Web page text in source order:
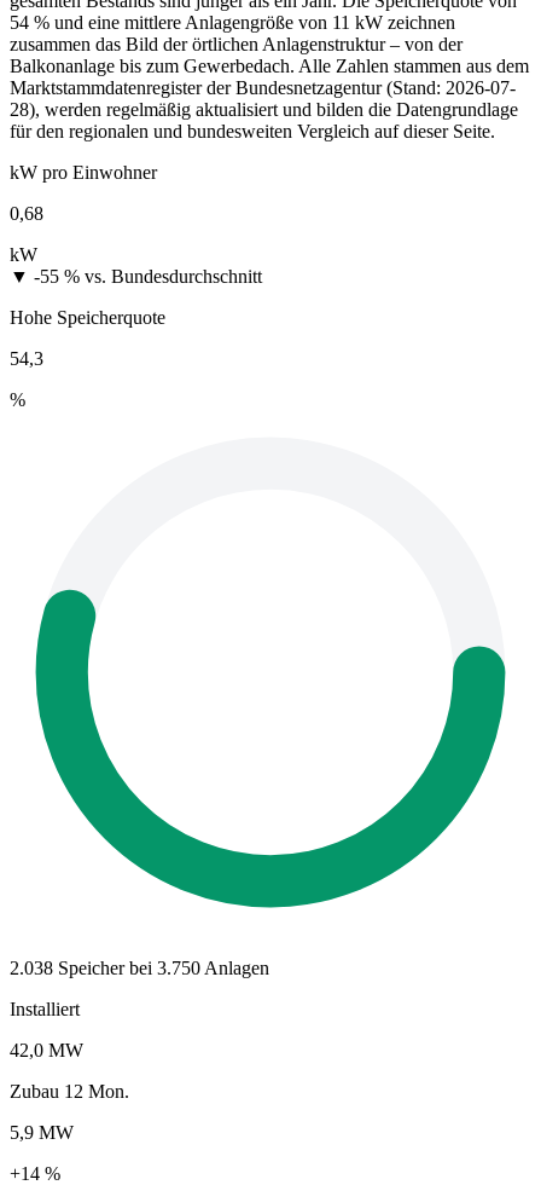
54 % und eine mittlere Anlagengröße von 11 kW zeichnen
zusammen das Bild der örtlichen Anlagenstruktur – von der
Balkonanlage bis zum Gewerbedach. Alle Zahlen stammen aus dem
Marktstammdatenregister der Bundesnetzagentur (Stand: 2026-07-
28), werden regelmäßig aktualisiert und bilden die Datengrundlage
für den regionalen und bundesweiten Vergleich auf dieser Seite.
kW pro Einwohner
0,68
kW
▼ -55 % vs. Bundesdurchschnitt
Hohe Speicherquote
54,3
%
2.038 Speicher bei 3.750 Anlagen
Installiert
42,0 MW
Zubau 12 Mon.
5,9 MW
+14 %